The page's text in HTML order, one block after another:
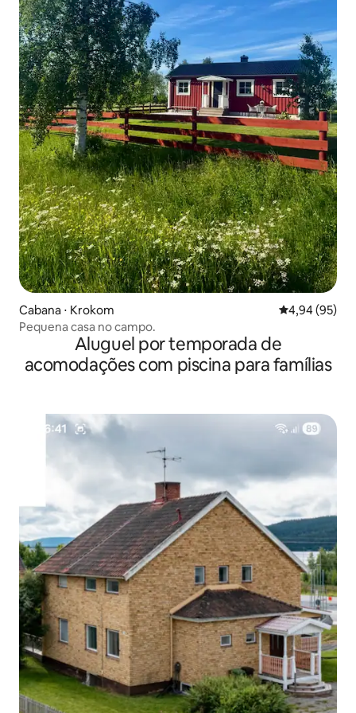
Cabana ⋅ Krokom 4,94 de uma
4,94 (95)
Pequena casa no campo.
Aluguel por temporada de
acomodações com piscina para famílias